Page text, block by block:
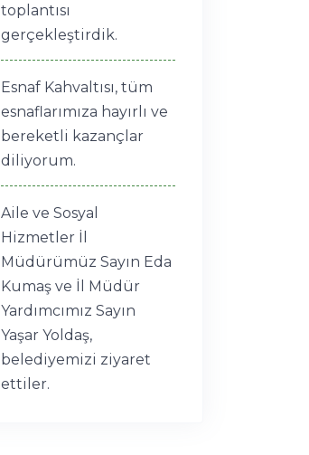
toplantısı
gerçekleştirdik.
Esnaf Kahvaltısı, tüm
esnaflarımıza hayırlı ve
bereketli kazançlar
diliyorum.
Aile ve Sosyal
Hizmetler İl
Müdürümüz Sayın Eda
Kumaş ve İl Müdür
Yardımcımız Sayın
Yaşar Yoldaş,
belediyemizi ziyaret
ettiler.